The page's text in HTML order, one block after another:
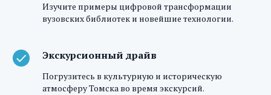
Изучите примеры цифровой трансформации
вузовских библиотек и новейшие технологии.
Экскурсионный драйв
Погрузитесь в культурную и историческую
атмосферу Томска во время экскурсий.